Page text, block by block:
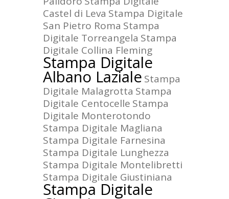
Castel di Leva Stampa Digitale
San Pietro Roma Stampa
Digitale Torreangela Stampa
Digitale Collina Fleming
Stampa Digitale
Albano Laziale Stampa
Digitale Malagrotta Stampa
Digitale Centocelle Stampa
Digitale Monterotondo
Stampa Digitale Magliana
Stampa Digitale Farnesina
Stampa Digitale Lunghezza
Stampa Digitale Montelibretti
Stampa Digitale Giustiniana
Stampa Digitale